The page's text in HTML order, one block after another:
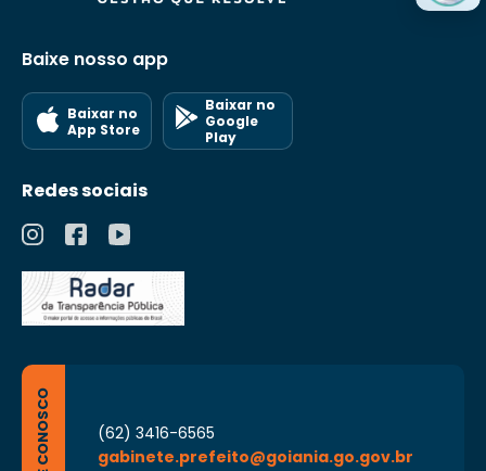
Baixe nosso app
Baixar no
App Store
Baixar no
Google
Play
Redes sociais
FALE CONOSCO
(62) 3416-6565
gabinete.prefeito@goiania.go.gov.br